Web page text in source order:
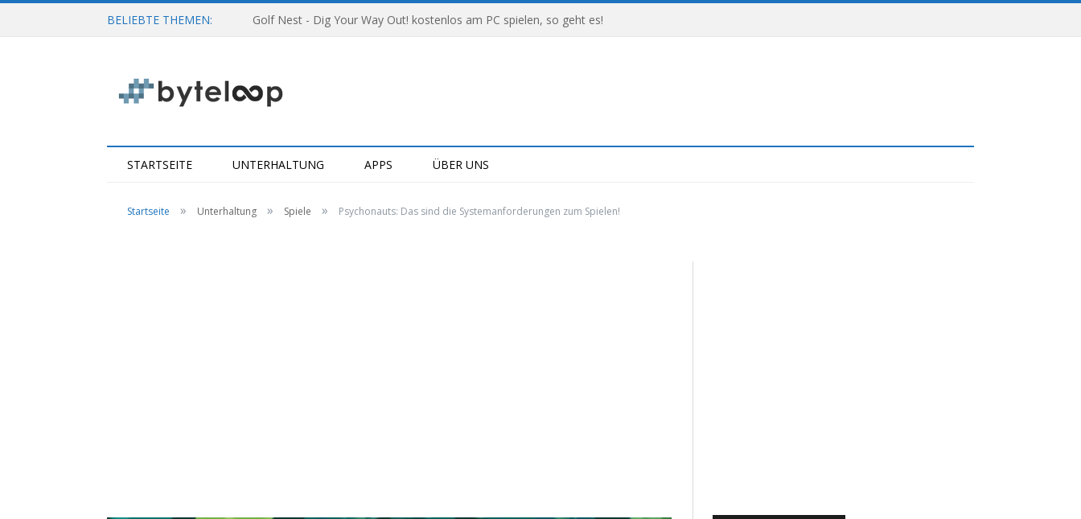
BELIEBTE THEMEN: Golf Nest - Dig Your Way Out! kostenlos am PC spielen, so geht es!
STARTSEITE UNTERHALTUNG APPS ÜBER UNS
Startseite » Unterhaltung » Spiele » Psychonauts: Das sind die Systemanforderungen zum Spielen!